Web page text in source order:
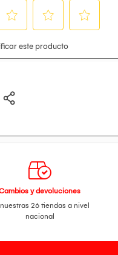
parques y actividades al
y devoluciones
nuestras 26 tiendas a nivel
nacional